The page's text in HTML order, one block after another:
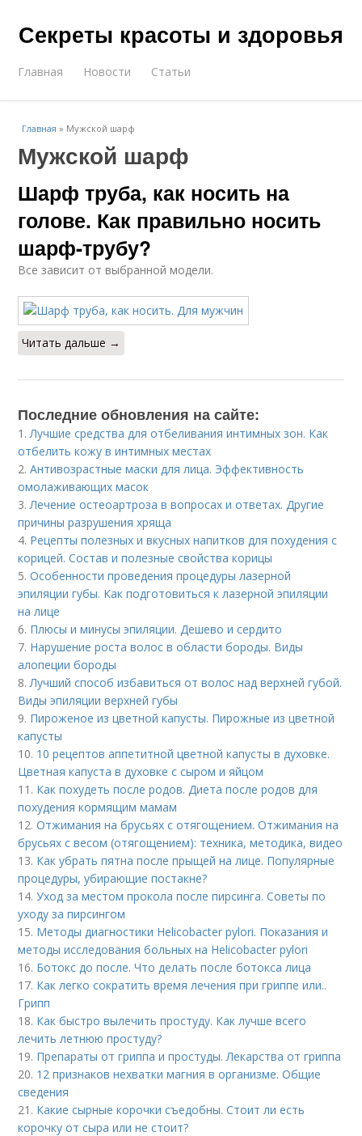
Секреты красоты и здоровья
Главная Новости Статьи
Главная » Мужской шарф
Мужской шарф
Шарф труба, как носить на
голове. Как правильно носить
шарф-трубу?
Все зависит от выбранной модели.
Читать дальше →
Последние обновления на сайте:
1.Лучшие средства для отбеливания интимных зон. Как
отбелить кожу в интимных местах
2.Антивозрастные маски для лица. Эффективность
омолаживающих масок
3.Лечение остеоартроза в вопросах и ответах. Другие
причины разрушения хряща
4. Рецепты полезных и вкусных напитков для похудения с
корицей. Состав и полезные свойства корицы
5.Особенности проведения процедуры лазерной
эпиляции губы. Как подготовиться к лазерной эпиляции
на лице
6. Плюсы и минусы эпиляции. Дешево и сердито
7. Нарушение роста волос в области бороды. Виды
алопеции бороды
8.Лучший способ избавиться от волос над верхней губой.
Виды эпиляции верхней губы
9. Пироженое из цветной капусты. Пирожные из цветной
капусты
10. 10 рецептов аппетитной цветной капусты в духовке.
Цветная капуста в духовке с сыром и яйцом
11. Как похудеть после родов. Диета после родов для
похудения кормящим мамам
12.Отжимания на брусьях с отягощением. Отжимания на
брусьях с весом (отягощением): техника, методика, видео
13. Как убрать пятна после прыщей на лице. Популярные
процедуры, убирающие постакне?
14.Уход за местом прокола после пирсинга. Советы по
уходу за пирсингом
15. Методы диагностики Helicobacter pylori. Показания и
методы исследования больных на Helicobacter pylori
16. Ботокс до после. Что делать после ботокса лица
17. Как легко сократить время лечения при гриппе или..
Грипп
18. Как быстро вылечить простуду. Как лучше всего
лечить летнюю простуду?
19. Препараты от гриппа и простуды. Лекарства от гриппа
20. 12 признаков нехватки магния в организме. Общие
сведения
21. Какие сырные корочки съедобны. Стоит ли есть
корочку от сыра или не стоит?